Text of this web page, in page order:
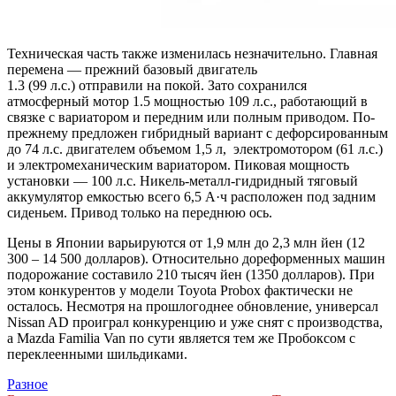
Техническая часть также изменилась незначительно. Главная
перемена — прежний базовый двигатель
1.3 (99 л.с.) отправили на покой. Зато сохранился
атмосферный мотор 1.5 мощностью 109 л.с., работающий в
связке с вариатором и передним или полным приводом. По-
прежнему предложен гибридный вариант с дефорсированным
до 74 л.с. двигателем объемом 1,5 л, электромотором (61 л.с.)
и электромеханическим вариатором. Пиковая мощность
установки — 100 л.с. Никель-металл-гидридный тяговый
аккумулятор емкостью всего 6,5 А·ч расположен под задним
сиденьем. Привод только на переднюю ось.
Цены в Японии варьируются от 1,9 млн до 2,3 млн йен (12
300 – 14 500 долларов). Относительно дореформенных машин
подорожание составило 210 тысяч йен (1350 долларов). При
этом конкурентов у модели Toyota Probox фактически не
осталось. Несмотря на прошлогоднее обновление, универсал
Nissan AD проиграл конкуренцию и уже снят с производства,
а Mazda Familia Van по сути является тем же Пробоксом с
переклеенными шильдиками.
Разное